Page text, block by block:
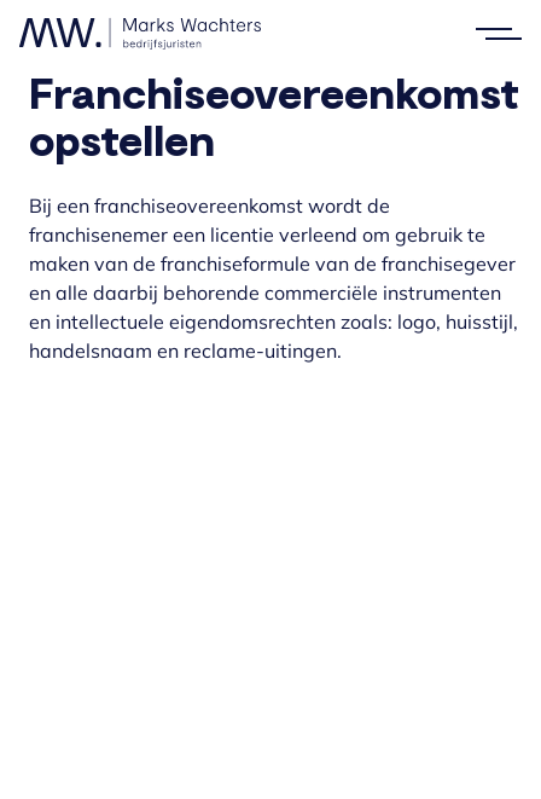
Franchiseovereenkomst
opstellen
Bij een franchiseovereenkomst wordt de
franchisenemer een licentie verleend om gebruik te
maken van de franchiseformule van de franchisegever
en alle daarbij behorende commerciële instrumenten
en intellectuele eigendomsrechten zoals: logo, huisstijl,
handelsnaam en reclame-uitingen.